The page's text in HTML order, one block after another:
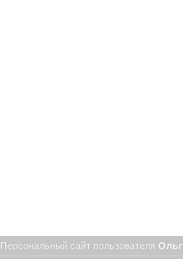
Персональный сайт пользователя